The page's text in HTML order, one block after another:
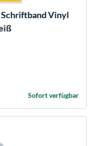
Vinyl
Sofort verfügbar